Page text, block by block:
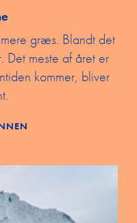
græs. Blandt det
Det meste af året er
kommer, bliver